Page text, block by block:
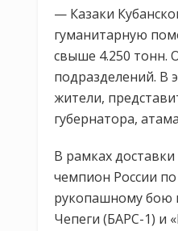
— Казаки
гуманитарную
свыше 4.250 тонн.
подразделений. В
жители,
губернатора,
В рамках
чемпион России
рукопашному бою
Чепеги (БАРС-1) и